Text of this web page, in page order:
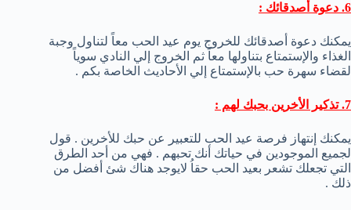
6. دعوة أصدقائك :
يمكنك دعوة أصدقائك للخروج يوم عيد الحب معاً لتناول وجبة
الغذاء والإستمتاع بتناولها معاً ثم الخروج إلي النادي سوياً
لقضاء سهرة حب بالإستمتاع إلي الأحاديث الخاصة بكم .
7. تذكير الأخرين بحبك لهم :
يمكنك إنتهاز فرصة عيد الحب للتعبير عن حبك للأخرين . قول
لجميع الموجودين في حياتك أنك تحبهم . فهي من أحد الطرق
التي تجعلك تشعر بعيد الحب حقاُ لايوجد هناك شئ أفضل من
ذلك .